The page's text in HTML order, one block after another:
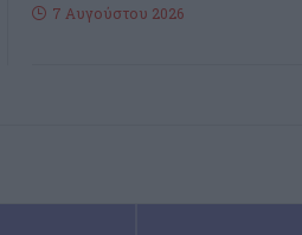
7 Αυγούστου 2026